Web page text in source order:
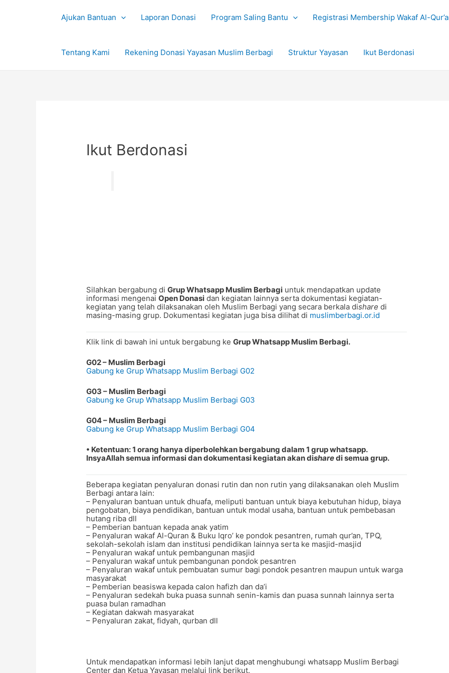
Ajukan Bantuan Laporan Donasi Program Saling Bantu Registrasi Membership Wakaf Al-
Tentang Kami Rekening Donasi Yayasan Muslim Berbagi Struktur Yayasan Ikut Berdonasi
Ikut Berdonasi
Silahkan bergabung diGrup Whatsapp Muslim Berbagi untuk mendapatkan update
informasi mengenaiOpen Donasi dan kegiatan lainnya serta dokumentasi kegiatan-
kegiatan yang telah dilaksanakan oleh Muslim Berbagi yang secara berkala dishare di
masing-masing grup. Dokumentasi kegiatan juga bisa dilihat di muslimberbagi.or.id
Klik link di bawah ini untuk bergabung keGrup Whatsapp Muslim Berbagi.
G02 – Muslim Berbagi
Gabung ke Grup Whatsapp Muslim Berbagi G02
G03 – Muslim Berbagi
Gabung ke Grup Whatsapp Muslim Berbagi G03
G04 – Muslim Berbagi
Gabung ke Grup Whatsapp Muslim Berbagi G04
• Ketentuan: 1 orang hanya diperbolehkan bergabung dalam 1 grup whatsapp.
InsyaAllah semua informasi dan dokumentasi kegiatan akan disharedi semua grup.
Beberapa kegiatan penyaluran donasi rutin dan non rutin yang dilaksanakan oleh Muslim
Berbagi antara lain:
– Penyaluran bantuan untuk dhuafa, meliputi bantuan untuk biaya kebutuhan hidup, biaya
pengobatan, biaya pendidikan, bantuan untuk modal usaha, bantuan untuk pembebasan
hutang riba dll
– Pemberian bantuan kepada anak yatim
– Penyaluran wakaf Al-Quran & Buku Iqro’ ke pondok pesantren, rumah qur’an, TPQ,
sekolah-sekolah islam dan institusi pendidikan lainnya serta ke masjid-masjid
– Penyaluran wakaf untuk pembangunan masjid
– Penyaluran wakaf untuk pembangunan pondok pesantren
– Penyaluran wakaf untuk pembuatan sumur bagi pondok pesantren maupun untuk warga
masyarakat
– Pemberian beasiswa kepada calon hafizh dan da’i
– Penyaluran sedekah buka puasa sunnah senin-kamis dan puasa sunnah lainnya serta
puasa bulan ramadhan
– Kegiatan dakwah masyarakat
– Penyaluran zakat, fidyah, qurban dll
Untuk mendapatkan informasi lebih lanjut dapat menghubungi whatsapp Muslim Berbagi
Center dan Ketua Yayasan melalui link berikut.